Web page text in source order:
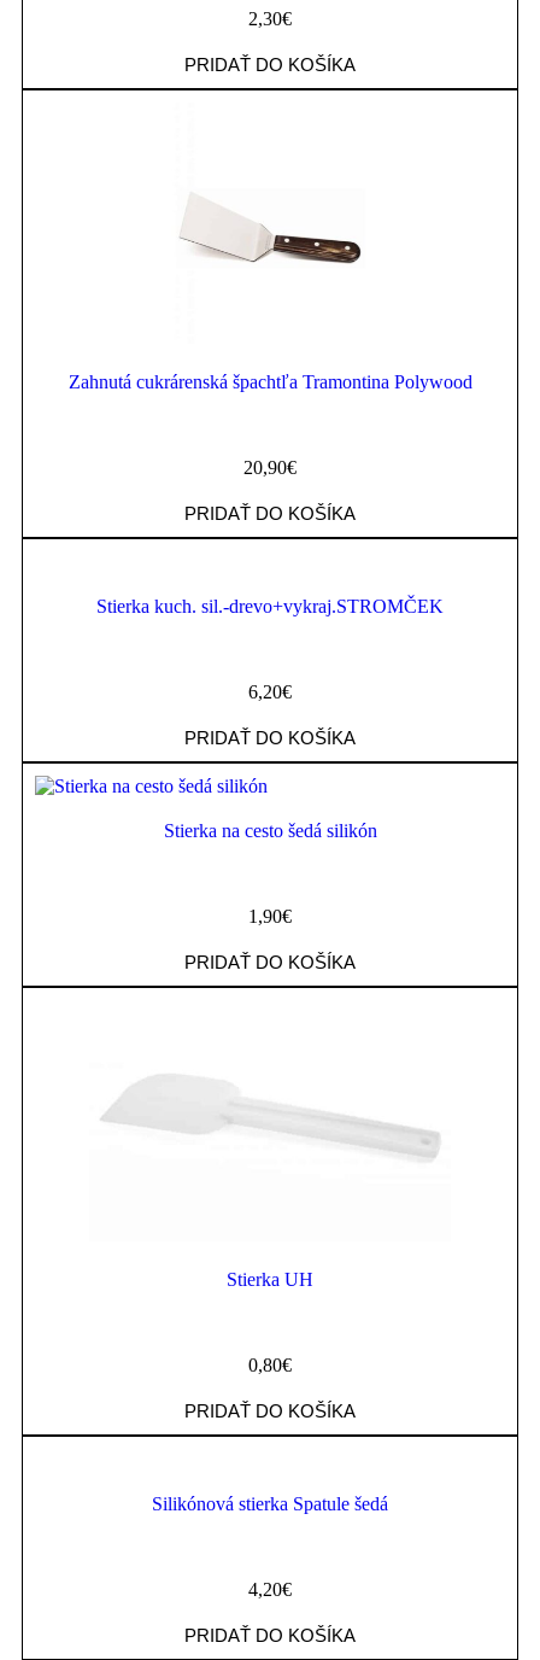
2,30€
PRIDAŤ DO KOŠÍKA
Zahnutá cukrárenská špachtľa Tramontina Polywood
20,90€
PRIDAŤ DO KOŠÍKA
Stierka kuch. sil.-drevo+vykraj.STROMČEK
6,20€
PRIDAŤ DO KOŠÍKA
Stierka na cesto šedá silikón
1,90€
PRIDAŤ DO KOŠÍKA
Stierka UH
0,80€
PRIDAŤ DO KOŠÍKA
Silikónová stierka Spatule šedá
4,20€
PRIDAŤ DO KOŠÍKA